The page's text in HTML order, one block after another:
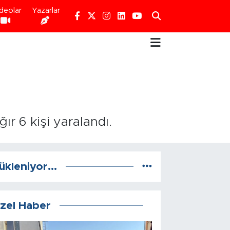
Yazarlar
6 kişi yaralandı.
Haber